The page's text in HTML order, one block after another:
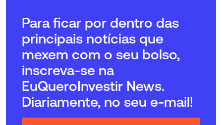
Para ficar por dentro das
principais notícias que
mexem com o seu bolso,
inscreva-se na
EuQueroInvestir News.
Diariamente, no seu e-mail!